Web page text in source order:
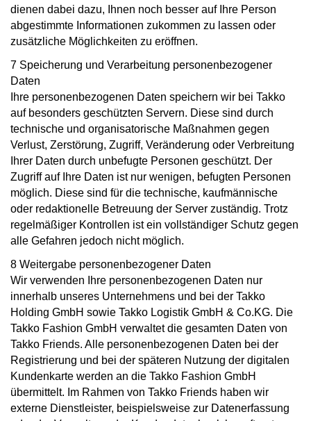
dienen dabei dazu, Ihnen noch besser auf Ihre Person
abgestimmte Informationen zukommen zu lassen oder
zusätzliche Möglichkeiten zu eröffnen.
7 Speicherung und Verarbeitung personenbezogener
Daten
Ihre personenbezogenen Daten speichern wir bei Takko
auf besonders geschützten Servern. Diese sind durch
technische und organisatorische Maßnahmen gegen
Verlust, Zerstörung, Zugriff, Veränderung oder Verbreitung
Ihrer Daten durch unbefugte Personen geschützt. Der
Zugriff auf Ihre Daten ist nur wenigen, befugten Personen
möglich. Diese sind für die technische, kaufmännische
oder redaktionelle Betreuung der Server zuständig. Trotz
regelmäßiger Kontrollen ist ein vollständiger Schutz gegen
alle Gefahren jedoch nicht möglich.
8 Weitergabe personenbezogener Daten
Wir verwenden Ihre personenbezogenen Daten nur
innerhalb unseres Unternehmens und bei der Takko
Holding GmbH sowie Takko Logistik GmbH & Co.KG. Die
Takko Fashion GmbH verwaltet die gesamten Daten von
Takko Friends. Alle personenbezogenen Daten bei der
Registrierung und bei der späteren Nutzung der digitalen
Kundenkarte werden an die Takko Fashion GmbH
übermittelt. Im Rahmen von Takko Friends haben wir
externe Dienstleister, beispielsweise zur Datenerfassung